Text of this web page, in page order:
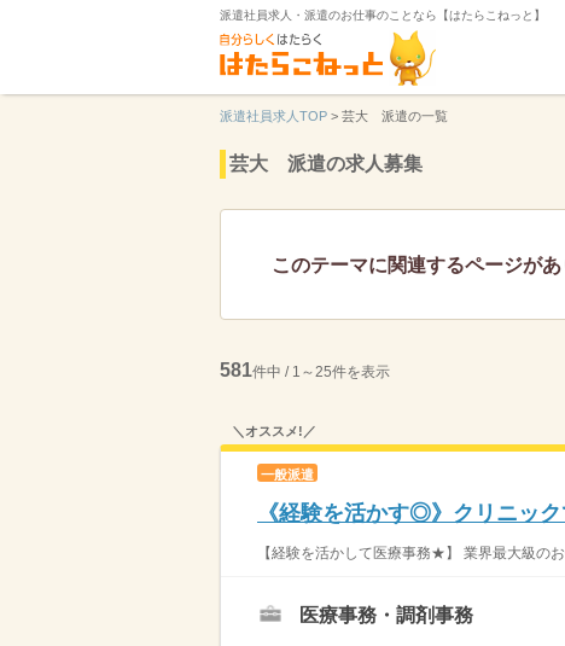
派遣社員求人・派遣のお仕事のことなら【はたらこねっと】
派遣社員求人TOP > 芸大 派遣の一覧
芸大 派遣の求人募集
このテーマに関連するページが
581件中 / 1～25件を表示
＼オススメ!／
一般派遣
《経験を活かす◎》クリニッ
【経験を活かして医療事務★】 業界最大級
医療事務・調剤事務